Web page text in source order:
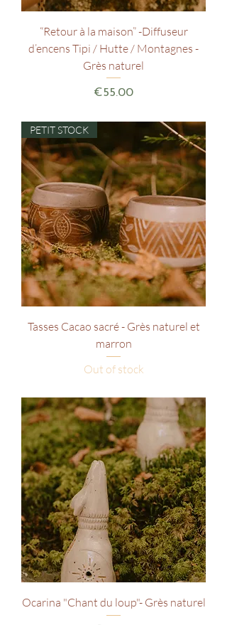
“Retour à la maison” -Diffuseur
d’encens Tipi / Hutte / Montagnes -
Grès naturel
Price
€55.00
PETIT STOCK
Tasses Cacao sacré - Grès naturel et
marron
Out of stock
Ocarina "Chant du loup"- Grès naturel